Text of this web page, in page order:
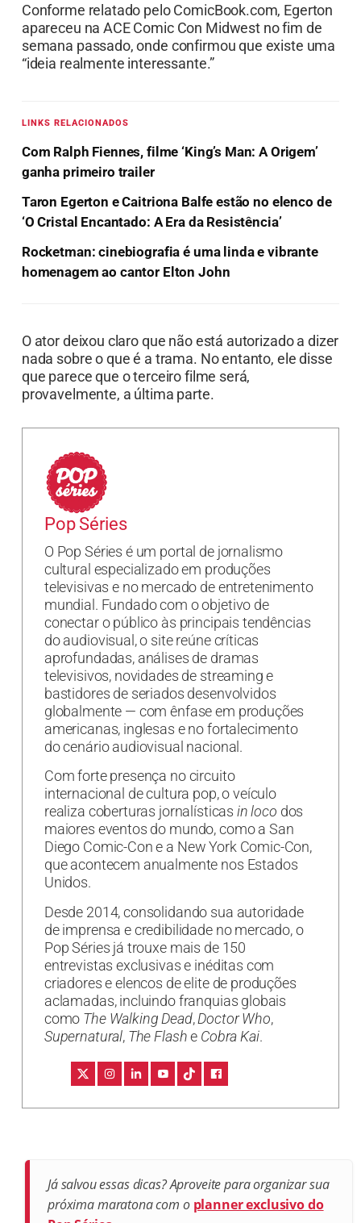
Conforme relatado pelo ComicBook.com, Egerton
apareceu na ACE Comic Con Midwest no fim de
semana passado, onde confirmou que existe uma
“ideia realmente interessante.”
LINKS RELACIONADOS
Com Ralph Fiennes, filme ‘King’s Man: A Origem’
ganha primeiro trailer
Taron Egerton e Caitriona Balfe estão no elenco de
‘O Cristal Encantado: A Era da Resistência’
Rocketman: cinebiografia é uma linda e vibrante
homenagem ao cantor Elton John
O ator deixou claro que não está autorizado a dizer
nada sobre o que é a trama. No entanto, ele disse
que parece que o terceiro filme será,
provavelmente, a última parte.
Pop Séries
O Pop Séries é um portal de jornalismo
cultural especializado em produções
televisivas e no mercado de entretenimento
mundial. Fundado com o objetivo de
conectar o público às principais tendências
do audiovisual, o site reúne críticas
aprofundadas, análises de dramas
televisivos, novidades de streaming e
bastidores de seriados desenvolvidos
globalmente — com ênfase em produções
americanas, inglesas e no fortalecimento
do cenário audiovisual nacional.
Com forte presença no circuito
internacional de cultura pop, o veículo
realiza coberturas jornalísticas in loco dos
maiores eventos do mundo, como a San
Diego Comic-Con e a New York Comic-Con,
que acontecem anualmente nos Estados
Unidos.
Desde 2014, consolidando sua autoridade
de imprensa e credibilidade no mercado, o
Pop Séries já trouxe mais de 150
entrevistas exclusivas e inéditas com
criadores e elencos de elite de produções
aclamadas, incluindo franquias globais
como The Walking Dead,Doctor Who,
Supernatural, The Flashe Cobra Kai.
Já salvou essas dicas? Aproveite para organizar sua
próxima maratona com o planner exclusivo do